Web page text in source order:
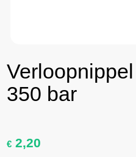
350 bar
€ 2,20